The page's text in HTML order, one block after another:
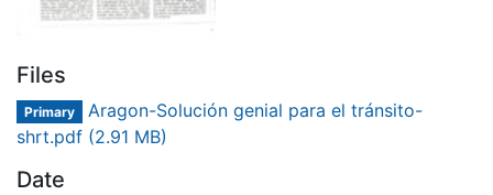
Files
Primary
Aragon-Solución genial para el tránsito-
shrt.pdf (2.91 MB)
Date